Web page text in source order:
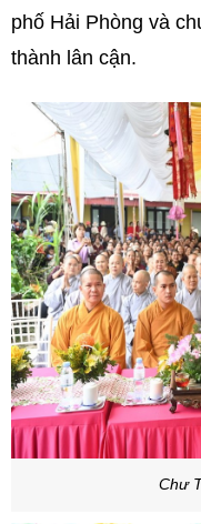
phố Hải Phòng và
thành lân cận.
Chư